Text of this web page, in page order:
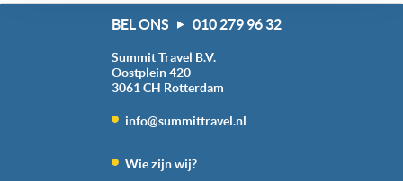
‘verander jouw toestemming’. Je kunt dan weer per type
cookie aangeven of je die wel of niet wilt toestaan.
We werken samen met 20 derden
kunnen ontvangen en verwerken.
BEL ONS 010 279 96 32
Summit Travel B.V.
Oostplein 420
3061 CH Rotterdam
info@summittravel.nl
Wie zijn wij?